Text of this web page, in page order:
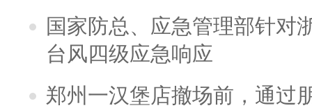
国家防总、应急管理部针对
台风四级应急响应
郑州一汉堡店撤场前，通过